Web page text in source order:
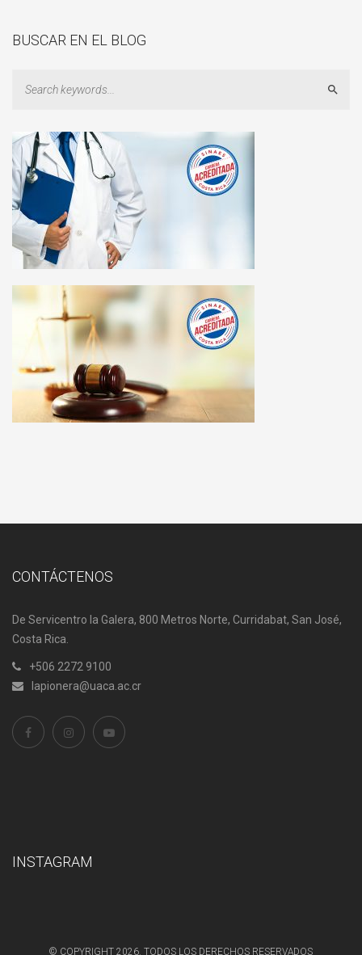
BUSCAR EN EL BLOG
CONTÁCTENOS
De Servicentro la Galera, 800 Metros Norte, Curridabat, San José,
Costa Rica.
+506 2272 9100
lapionera@uaca.ac.cr
INSTAGRAM
© COPYRIGHT 2026. TODOS LOS DERECHOS RESERVADOS